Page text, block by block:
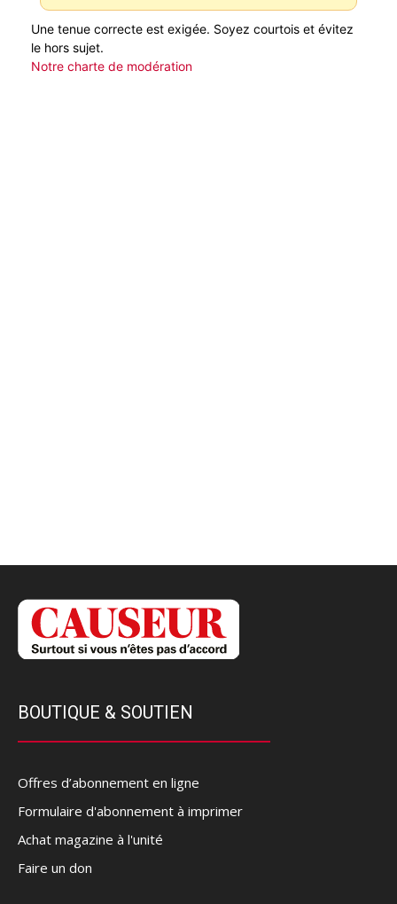
Une tenue correcte est exigée. Soyez courtois et évitez
le hors sujet.
Notre charte de modération
BOUTIQUE & SOUTIEN
Offres d’abonnement en ligne
Formulaire d'abonnement à imprimer
Achat magazine à l'unité
Faire un don